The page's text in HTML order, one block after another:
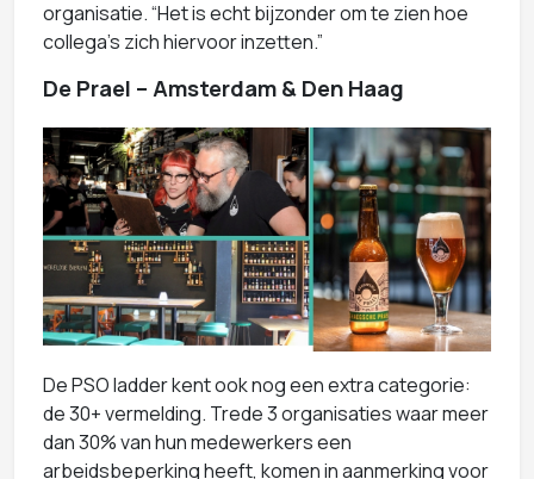
organisatie. “Het is echt bijzonder om te zien hoe
collega’s zich hiervoor inzetten.”
De Prael – Amsterdam & Den Haag
De PSO ladder kent ook nog een extra categorie:
de 30+ vermelding. Trede 3 organisaties waar meer
dan 30% van hun medewerkers een
arbeidsbeperking heeft, komen in aanmerking voor